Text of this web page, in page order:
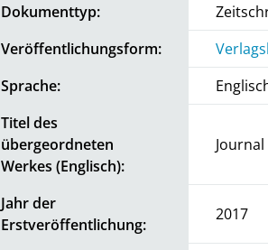
Dokumenttyp:
Veröffentlichungsform:
Sprache:
Titel des
übergeordneten
Werkes (Englisch):
Jahr der
Erstveröffentlichung:
2017